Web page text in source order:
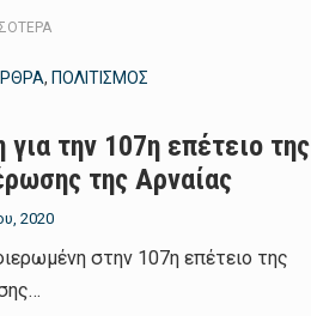
, ΠΟΛΙΤΙΣΜΟΣ
την 107η επέτειο της
της Αρναίας
2020
στην 107η επέτειο της